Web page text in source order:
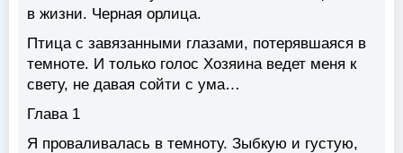
в жизни. Черная орлица.
Птица с завязанными глазами, потерявшаяся в
темноте. И только голос Хозяина ведет меня к
свету, не давая сойти с ума…
Глава 1
Я проваливалась в темноту. Зыбкую и густую,